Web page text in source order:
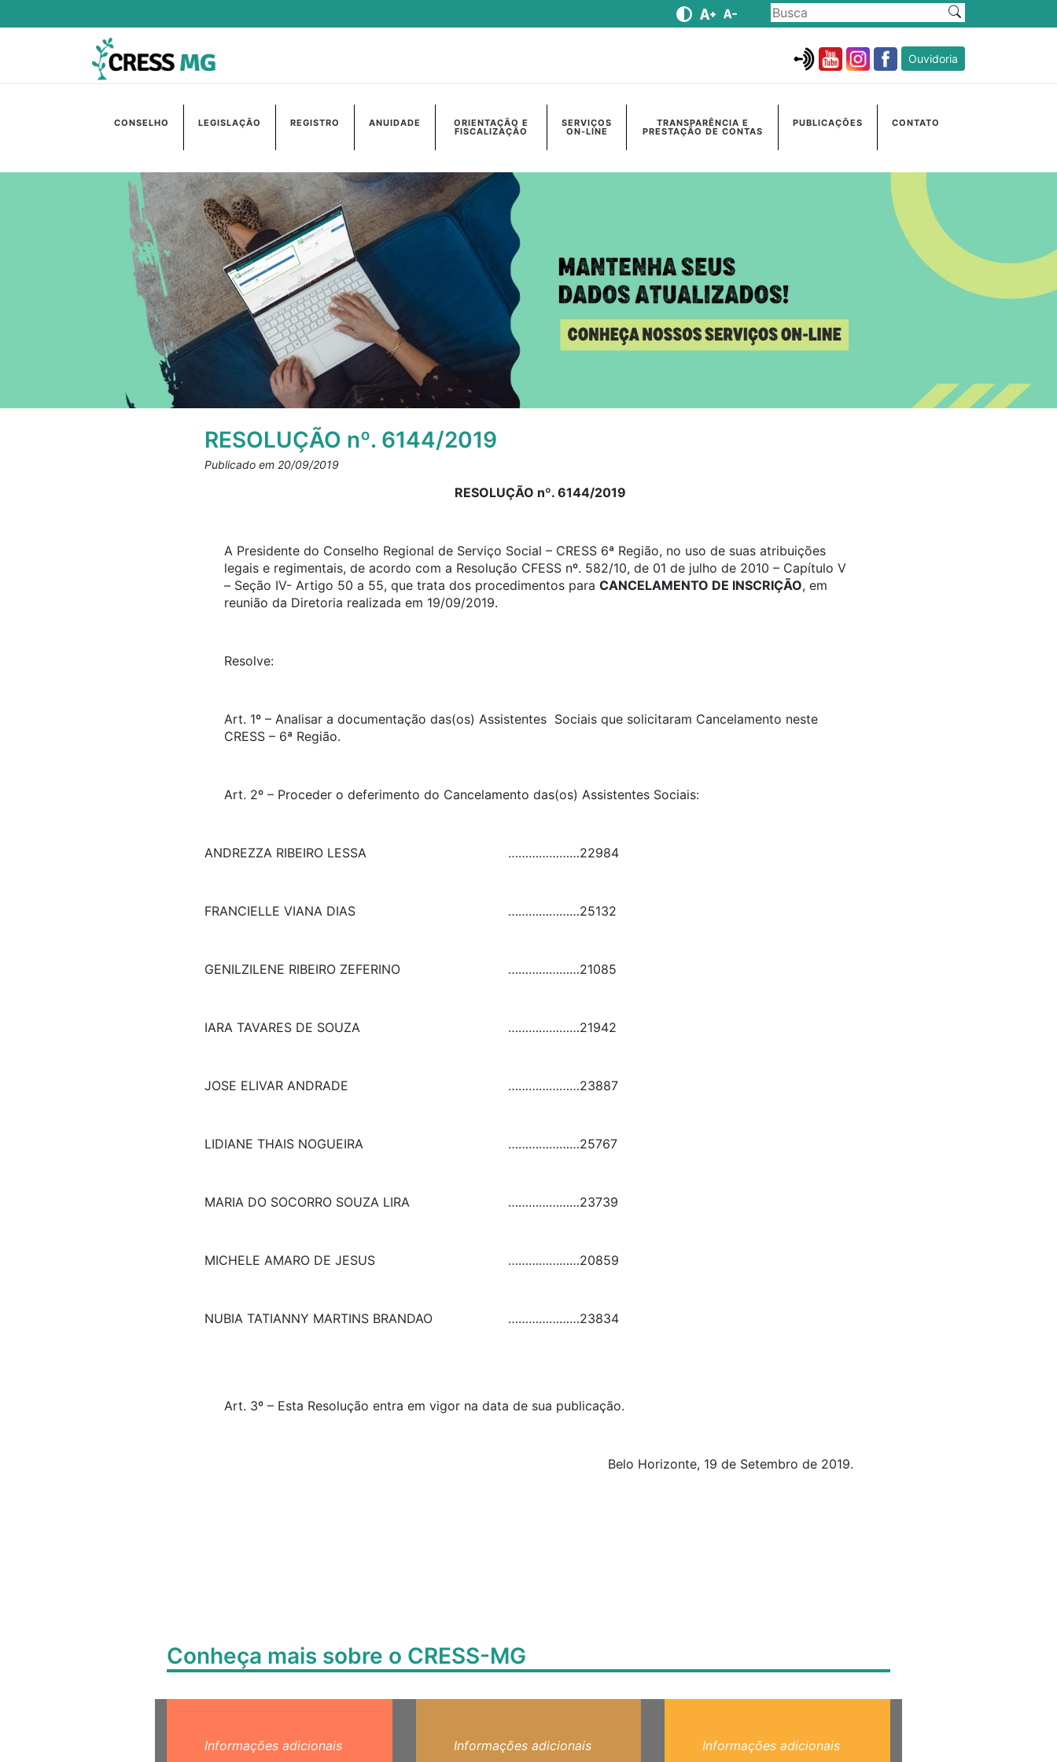
Ouvidoria
CONSELHO LEGISLAÇÃO REGISTRO ANUIDADE ORIENTAÇÃO E
FISCALIZAÇÃO
SERVIÇOS
ON-LINE
TRANSPARÊNCIA E
PRESTAÇÃO DE CONTAS
PUBLICAÇÕES CONTATO
RESOLUÇÃO nº. 6144/2019
Publicado em 20/09/2019
RESOLUÇÃO nº. 6144/2019
A Presidente do Conselho Regional de Serviço Social – CRESS 6ª Região, no uso de suas atribuições
legais e regimentais, de acordo com a Resolução CFESS nº. 582/10, de 01 de julho de 2010 – Capítulo V
– Seção IV- Artigo 50 a 55, que trata dos procedimentos para CANCELAMENTO DE INSCRIÇÃO, em
reunião da Diretoria realizada em 19/09/2019.
Resolve:
Art. 1º – Analisar a documentação das(os) Assistentes Sociais que solicitaram Cancelamento neste
CRESS – 6ª Região.
Art. 2º – Proceder o deferimento do Cancelamento das(os) Assistentes Sociais:
ANDREZZA RIBEIRO LESSA …………………22984
FRANCIELLE VIANA DIAS …………………25132
GENILZILENE RIBEIRO ZEFERINO …………………21085
IARA TAVARES DE SOUZA …………………21942
JOSE ELIVAR ANDRADE …………………23887
LIDIANE THAIS NOGUEIRA …………………25767
MARIA DO SOCORRO SOUZA LIRA …………………23739
MICHELE AMARO DE JESUS …………………20859
NUBIA TATIANNY MARTINS BRANDAO …………………23834
Art. 3º – Esta Resolução entra em vigor na data de sua publicação.
Belo Horizonte, 19 de Setembro de 2019.
Conheça mais sobre o CRESS-MG
Informações adicionais Informações adicionais Informações adicionais